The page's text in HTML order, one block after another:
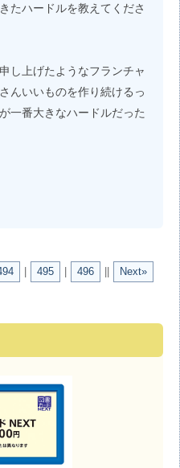
たハードルを教えてくださ
し上げたようなフランチャ
んいいものを作り続けるっ
一番大きなハードルだった
495 496 Next»